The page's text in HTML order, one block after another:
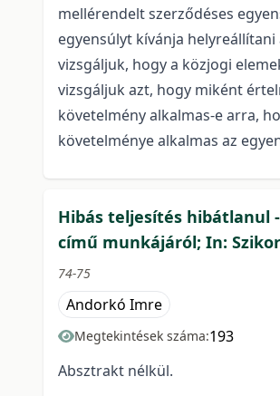
mellérendelt szerződéses
egyensúlyt kívánja
vizsgáljuk, hogy a közjogi
vizsgáljuk azt, hogy miként
követelmény alkalmas-e arra,
követelménye alkalmas az
Hibás teljesítés hibátlanul
című munkájáról; In:
74-75
Andorkó Imre
Megtekintések száma:193
Absztrakt nélkül.